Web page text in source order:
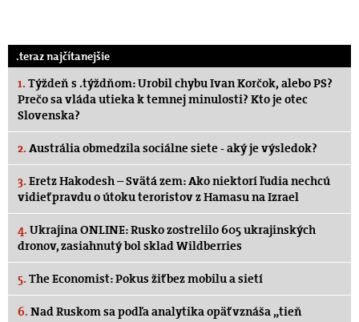
.teraz najčítanejšie
1. Týždeň s .týždňom: Urobil chybu Ivan Korčok, alebo PS?
Prečo sa vláda utieka k temnej minulosti? Kto je otec
Slovenska?
2. Austrália obmedzila sociálne siete - aký je výsledok?
3. Eretz Hakodesh – Svätá zem: Ako niektorí ľudia nechcú
vidieť pravdu o útoku teroristov z Hamasu na Izrael
4. Ukrajina ONLINE: Rusko zostrelilo 605 ukrajinských
dronov, zasiahnutý bol sklad Wildberries
5. The Economist: Pokus žiť bez mobilu a sietí
6. Nad Ruskom sa podľa analytika opäť vznáša „tieň